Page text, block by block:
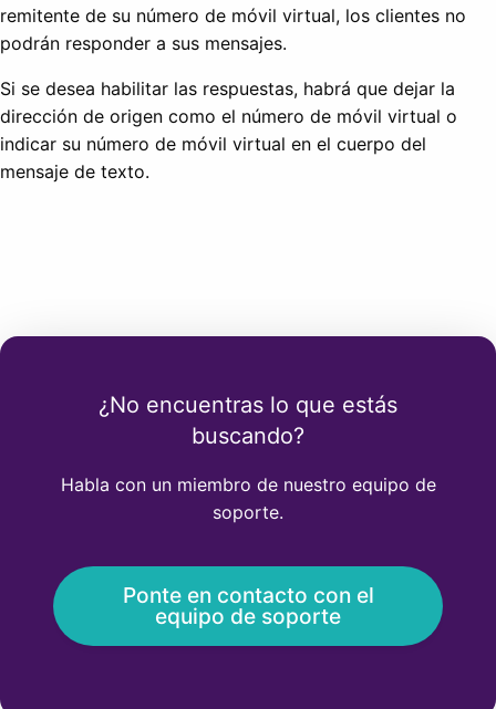
remitente de su número de móvil virtual, los clientes no
podrán responder a sus mensajes.
Si se desea habilitar las respuestas, habrá que dejar la
dirección de origen como el número de móvil virtual o
indicar su número de móvil virtual en el cuerpo del
mensaje de texto.
¿No encuentras lo que estás
buscando?
Habla con un miembro de nuestro equipo de
soporte.
Ponte en contacto con el
equipo de soporte